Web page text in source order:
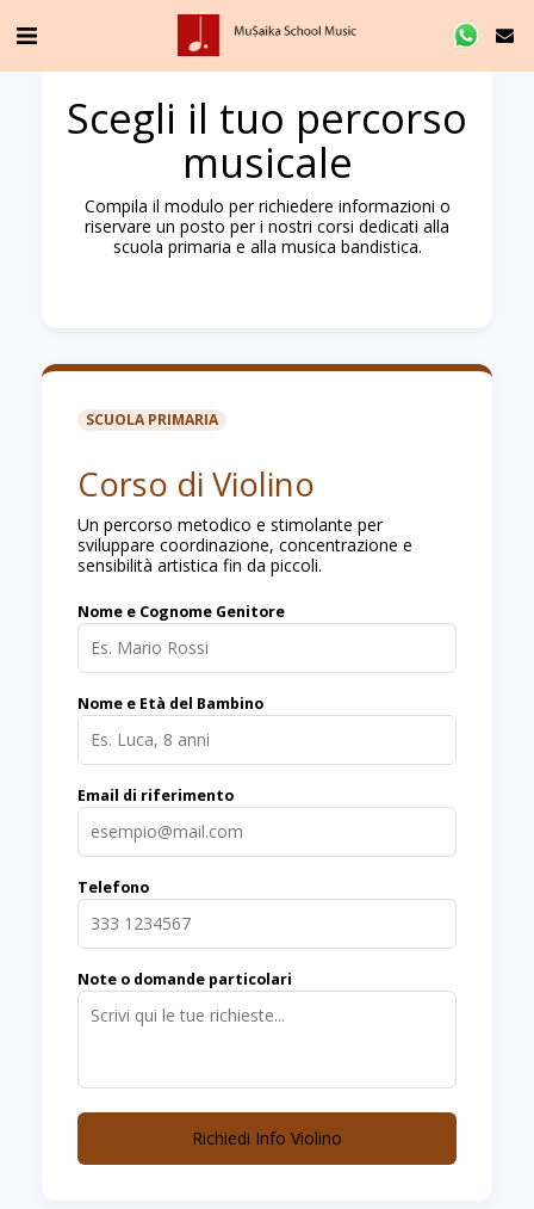
Scegli il tuo percorso
musicale
Compila il modulo per richiedere informazioni o
riservare un posto per i nostri corsi dedicati alla
scuola primaria e alla musica bandistica.
SCUOLA PRIMARIA
Corso di Violino
Un percorso metodico e stimolante per
sviluppare coordinazione, concentrazione e
sensibilità artistica fin da piccoli.
Nome e Cognome Genitore
Nome e Età del Bambino
Email di riferimento
Telefono
Note o domande particolari
Richiedi Info Violino